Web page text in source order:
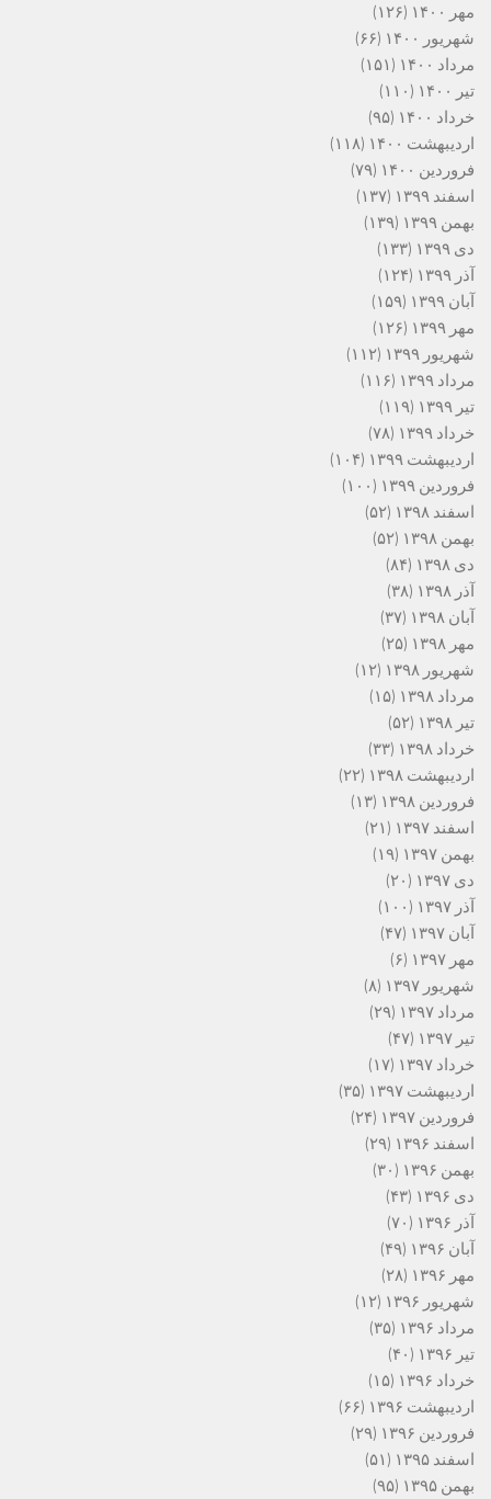
مهر ۱۴۰۰
(۱۲۶)
شهریور ۱۴۰۰
(۶۶)
مرداد ۱۴۰۰
(۱۵۱)
تیر ۱۴۰۰
(۱۱۰)
خرداد ۱۴۰۰
(۹۵)
اردیبهشت ۱۴۰۰
(۱۱۸)
فروردین ۱۴۰۰
(۷۹)
اسفند ۱۳۹۹
(۱۳۷)
بهمن ۱۳۹۹
(۱۳۹)
دی ۱۳۹۹
(۱۳۳)
آذر ۱۳۹۹
(۱۲۴)
آبان ۱۳۹۹
(۱۵۹)
مهر ۱۳۹۹
(۱۲۶)
شهریور ۱۳۹۹
(۱۱۲)
مرداد ۱۳۹۹
(۱۱۶)
تیر ۱۳۹۹
(۱۱۹)
خرداد ۱۳۹۹
(۷۸)
اردیبهشت ۱۳۹۹
(۱۰۴)
فروردین ۱۳۹۹
(۱۰۰)
اسفند ۱۳۹۸
(۵۲)
بهمن ۱۳۹۸
(۵۲)
دی ۱۳۹۸
(۸۴)
آذر ۱۳۹۸
(۳۸)
آبان ۱۳۹۸
(۳۷)
مهر ۱۳۹۸
(۲۵)
شهریور ۱۳۹۸
(۱۲)
مرداد ۱۳۹۸
(۱۵)
تیر ۱۳۹۸
(۵۲)
خرداد ۱۳۹۸
(۳۳)
اردیبهشت ۱۳۹۸
(۲۲)
فروردین ۱۳۹۸
(۱۳)
اسفند ۱۳۹۷
(۲۱)
بهمن ۱۳۹۷
(۱۹)
دی ۱۳۹۷
(۲۰)
آذر ۱۳۹۷
(۱۰۰)
آبان ۱۳۹۷
(۴۷)
مهر ۱۳۹۷
(۶)
شهریور ۱۳۹۷
(۸)
مرداد ۱۳۹۷
(۲۹)
تیر ۱۳۹۷
(۴۷)
خرداد ۱۳۹۷
(۱۷)
اردیبهشت ۱۳۹۷
(۳۵)
فروردین ۱۳۹۷
(۲۴)
اسفند ۱۳۹۶
(۲۹)
بهمن ۱۳۹۶
(۳۰)
دی ۱۳۹۶
(۴۳)
آذر ۱۳۹۶
(۷۰)
آبان ۱۳۹۶
(۴۹)
مهر ۱۳۹۶
(۲۸)
شهریور ۱۳۹۶
(۱۲)
مرداد ۱۳۹۶
(۳۵)
تیر ۱۳۹۶
(۴۰)
خرداد ۱۳۹۶
(۱۵)
اردیبهشت ۱۳۹۶
(۶۶)
فروردین ۱۳۹۶
(۲۹)
اسفند ۱۳۹۵
(۵۱)
بهمن ۱۳۹۵
(۹۵)